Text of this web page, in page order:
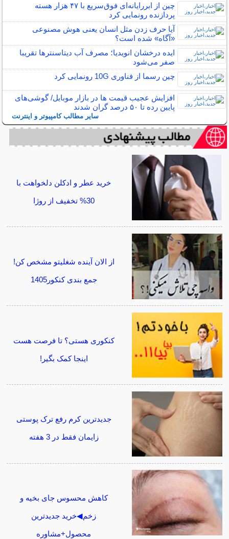
چین از ابررایانه‌ای فوق‌سریع با ۴۷ هزار هسته
پردازنده رونمایی کرد
آیا حرف زدن مثل انسان یعنی هوش مصنوعی
«آگاه» شده است؟
ایده درخشان انویدیا؛ مصرف آب دیتاسنترها تقریبا
صفر می‌شود
چین رسما از فناوری 10G رونمایی کرد
افزایش عجیب قیمت ها در بازار موبایل/ گوشی‌های
پایین رده تا ۵۰ درصد گران شدند
سایر مطالب کامپیوتر و اینترنت
خرید عطر و ادکلن دلخواهت با
30% تخفیف از روژا
از الان آینده شغلیتو مشخص کن!
جمع بندی کنکور1405
کنکوری هستی؟ تا فرصت هست
اینجا کمک بگیر!
جدیدترین کرم رفع ترک پوستی
زایمان فقط در 3 هفته
کاهش محسوس جای بخیه و
زخم◀خرید جدیدترین
محصول+مشاوره